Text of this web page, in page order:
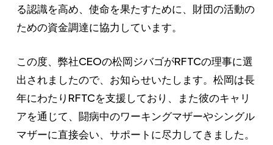
る認識を高め、使命を果たすために、財団の活動の
ための資金調達に協力しています。
この度、弊社CEOの松岡ジバゴがRFTCの理事に選
出されましたので、お知らせいたします。松岡は長
年にわたりRFTCを支援しており、また彼のキャリ
アを通じて、闘病中のワーキングマザーやシングル
マザーに直接会い、サポートに尽力してきました。